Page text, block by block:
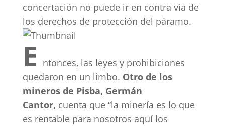
concertación no puede ir en contra vía de
los derechos de protección del páramo.
E ntonces, las leyes y prohibiciones
quedaron en un limbo. Otro de los
mineros de Pisba, Germán
Cantor, cuenta que “la minería es lo que
es rentable para nosotros aquí los